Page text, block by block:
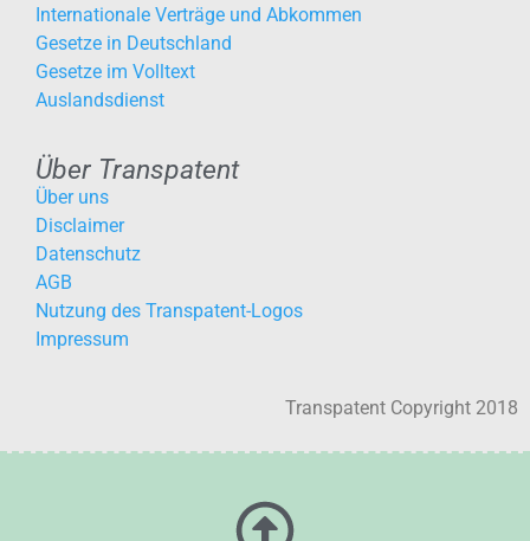
Internationale Verträge und Abkommen
Gesetze in Deutschland
Gesetze im Volltext
Auslandsdienst
Über Transpatent
Über uns
Disclaimer
Datenschutz
AGB
Nutzung des Transpatent-Logos
Impressum
Transpatent Copyright 2018